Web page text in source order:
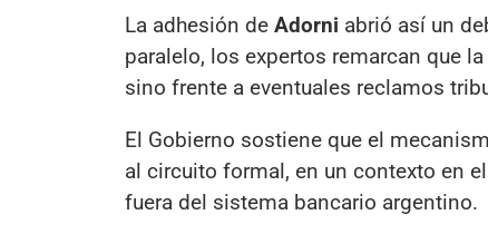
La adhesión de Adorni abrió así un
paralelo, los expertos remarcan que
sino frente a eventuales reclamos
El Gobierno sostiene que el
al circuito formal, en un contexto en
fuera del sistema bancario argentino.